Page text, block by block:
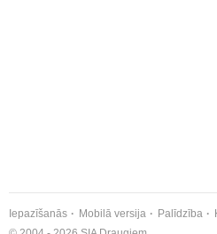
Iepazīšanās Mobilā versija Palīdzība